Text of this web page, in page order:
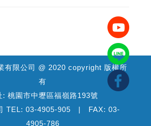
有限公司 @ 2020 copyright 版權所
有
: 桃園市中壢區福嶺路193號
TEL: 03-4905-905 | FAX: 03-
4905-786